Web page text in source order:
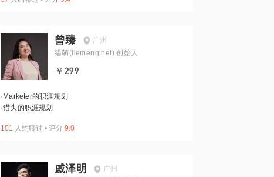
曾臻
广州
猎萌(liemeng.net) 创始人
￥299
· Marketer的职涯规划
·猎头的职涯规划
101 人约聊过 • 评分 9.0
戚泽明
广州